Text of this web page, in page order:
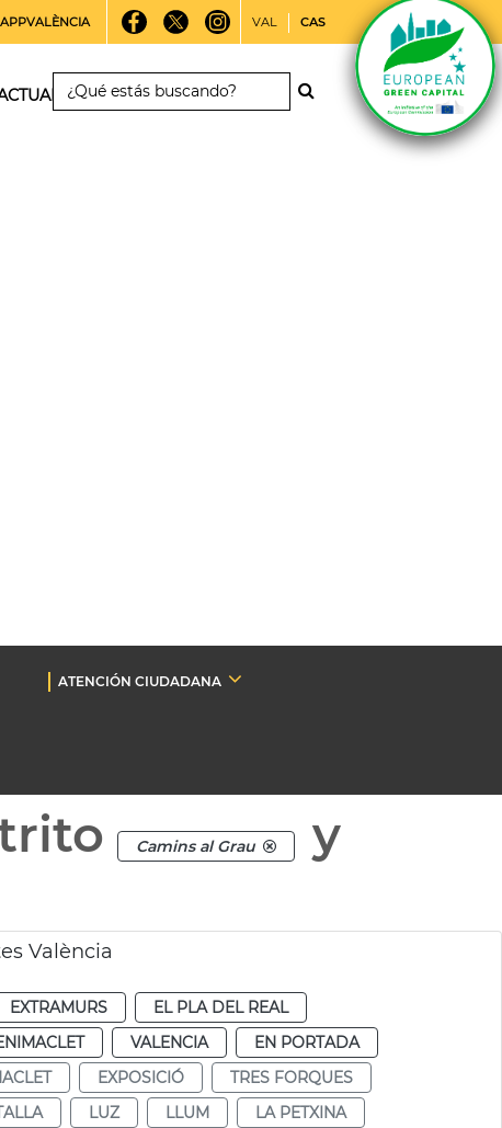
APPVALÈNCIA VAL CAS
ATENCIÓN CIUDADANA
Camins al Grau
y
València
EXTRAMURS
EL PLA DEL REAL
VALENCIA
EN PORTADA
EXPOSICIÓ
TRES FORQUES
LUZ LLUM
LA PETXINA